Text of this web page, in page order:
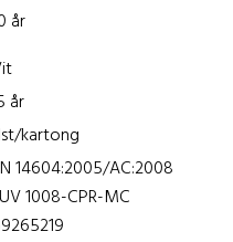
år
år
kartong
14604:2005/AC:2008
1008-CPR-MC